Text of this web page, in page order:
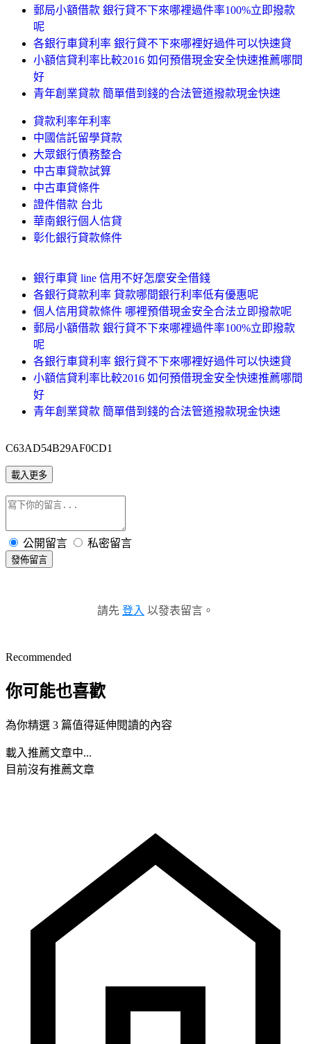
郵局小額借款 銀行貸不下來哪裡過件率100%立即撥款
呢
各銀行車貸利率 銀行貸不下來哪裡好過件可以快速貸
小額信貸利率比較2016 如何預借現金安全快速推薦哪間
好
青年創業貸款 簡單借到錢的合法管道撥款現金快速
貸款利率年利率
中國信託留學貸款
大眾銀行債務整合
中古車貸款試算
中古車貸條件
證件借款 台北
華南銀行個人信貸
彰化銀行貸款條件
銀行車貸 line 信用不好怎麼安全借錢
各銀行貸款利率 貸款哪間銀行利率低有優惠呢
個人信用貸款條件 哪裡預借現金安全合法立即撥款呢
郵局小額借款 銀行貸不下來哪裡過件率100%立即撥款
呢
各銀行車貸利率 銀行貸不下來哪裡好過件可以快速貸
小額信貸利率比較2016 如何預借現金安全快速推薦哪間
好
青年創業貸款 簡單借到錢的合法管道撥款現金快速
C63AD54B29AF0CD1
載入更多
公開留言 私密留言
發佈留言
請先 登入 以發表留言。
Recommended
你可能也喜歡
為你精選 3 篇值得延伸閱讀的內容
載入推薦文章中...
目前沒有推薦文章